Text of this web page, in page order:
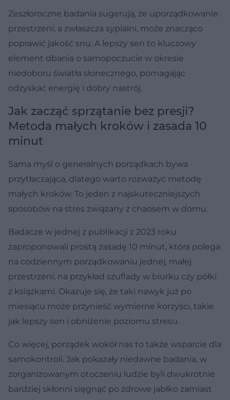
Zeszłoroczne badania sugerują, że uporządkowanie
przestrzeni, a zwłaszcza sypialni, może znacząco
poprawić jakość snu. A lepszy sen to kluczowy
element dbania o samopoczucie w okresie
niedoboru światła słonecznego, pomagając
odzyskać energię i dobry nastrój.
Jak zacząć sprzątanie bez presji?
Metoda małych kroków i zasada 10
minut
Sama myśl o generalnych porządkach bywa
przytłaczająca, dlatego warto rozważyć metodę
małych kroków. To jeden z najskuteczniejszych
sposobów na stres związany z chaosem w domu.
Badacze w jednej z publikacji z 2023 roku
zaproponowali prostą zasadę 10 minut, która polega
na codziennym porządkowaniu jednej, małej
przestrzeni, na przykład szuflady w biurku czy półki
z książkami. Okazuje się, że taki nawyk już po
miesiącu może przynieść wymierne korzyści, takie
jak lepszy sen i obniżenie poziomu stresu.
Co więcej, porządek wokół nas to także wsparcie dla
samokontroli. Jak pokazały niedawne badania, w
zorganizowanym otoczeniu ludzie byli dwukrotnie
bardziej skłonni sięgnąć po zdrowe jabłko zamiast